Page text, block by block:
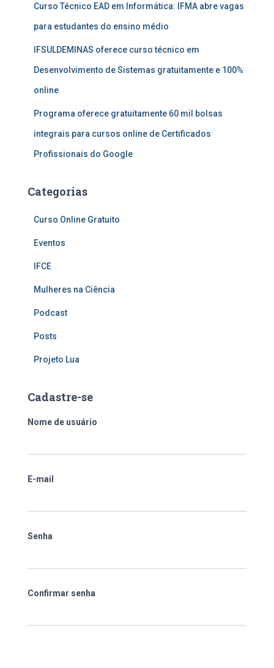
Curso Técnico EAD em Informática: IFMA abre vagas
para estudantes do ensino médio
IFSULDEMINAS oferece curso técnico em
Desenvolvimento de Sistemas gratuitamente e 100%
online
Programa oferece gratuitamente 60 mil bolsas
integrais para cursos online de Certificados
Profissionais do Google
Categorias
Curso Online Gratuito
Eventos
IFCE
Mulheres na Ciência
Podcast
Posts
Projeto Lua
Cadastre-se
Nome de usuário
E-mail
Senha
Confirmar senha